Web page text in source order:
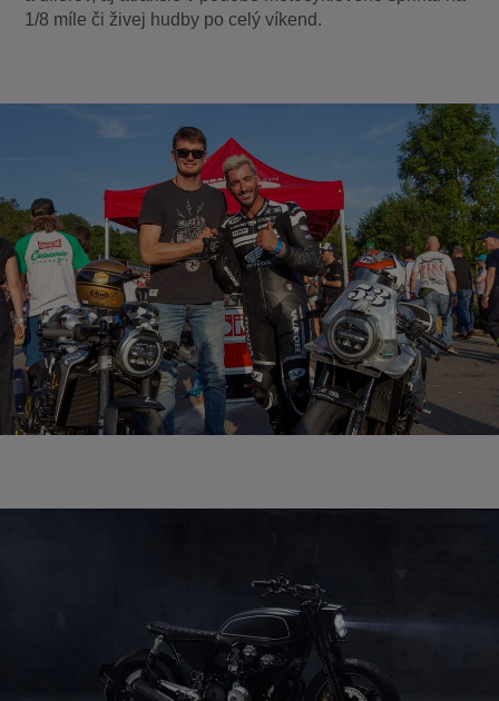
1/8 míle či živej hudby po celý víkend.